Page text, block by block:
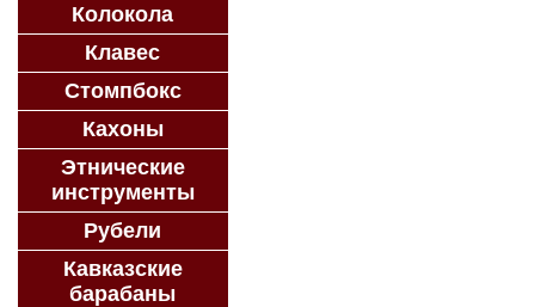
Колокола
Клавес
Стомпбокс
Кахоны
Этнические
инструменты
Рубели
Кавказские
барабаны